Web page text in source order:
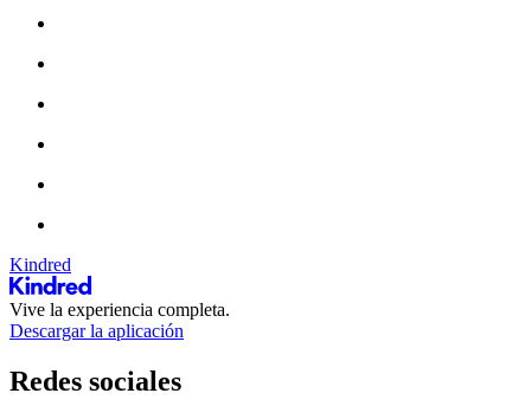
Kindred
Vive la experiencia completa.
Descargar la aplicación
Redes sociales